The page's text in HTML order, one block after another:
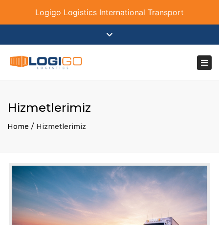
Logigo Logistics International Transport
×
+90 535 702 83 23
Close
Hizmetlerimiz
Home Hizmetlerimiz